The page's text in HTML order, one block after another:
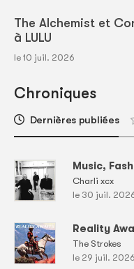
The Alchemist et
à LULU
le 10 juil. 2026
Chroniques
Dernières publiées
Music,
Charli xcx
le 30 juil.
Reality
The Strokes
le 29 juil. 2026